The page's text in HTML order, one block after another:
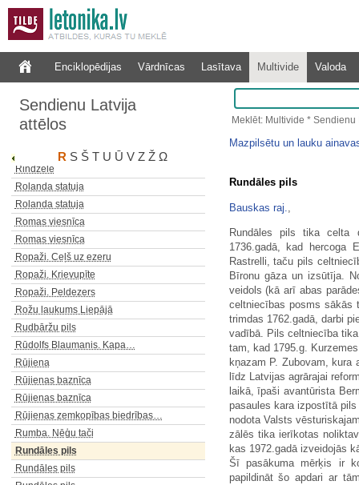
Enciklopēdijas Vārdnīcas Lasītava Multivide Valoda
Sendienu Latvija
attēlos
R S Š T U Ū V Z Ž Ω
Rīgas un Vaļņu ielas stūris Cēsīs
Rīgas Vācu teātris
Rīgas Valsts tehnikums
Rīgas vecie vārti
Rīgas vecpilsēta
Riharda Vāgnera dzīvojamā…
Rindzele
Rindzele
Rolanda statuja
Rolanda statuja
Romas viesnīca
Romas viesnīca
Ropaži. Ceļš uz ezeru
Ropaži. Krievupīte
Ropaži. Peldezers
Rožu laukums Liepājā
Rudbāržu pils
Rūdolfs Blaumanis. Kapa…
Rūjiena
Rūjienas baznīca
Rūjienas baznīca
Rūjienas zemkopības biedrības…
Rumba. Nēģu tači
Rundāles pils
Rundāles pils
Meklēt: Multivide * Sendienu
Mazpilsētu un lauku
Rundāles pils
Bauskas raj.
Rundāles pils tika celta
1736.gadā, kad
Rastrelli, taču pils
Bīronu gāza un izsūtīja.
veidols (kā arī abas
celtniecības posms sākās
trimdas 1762.gadā, darbi
vadībā. Pils celtniecība
tam, kad 1795.g.
kņazam P. Zubovam, kura
līdz Latvijas agrārajai
laikā, īpaši avantūrista
pasaules kara izpostītā
nodota Valsts
zālēs tika ierīkotas
kas 1972.gadā izveidojās
Šī pasākuma mērķis ir
papildināt šo apdari ar